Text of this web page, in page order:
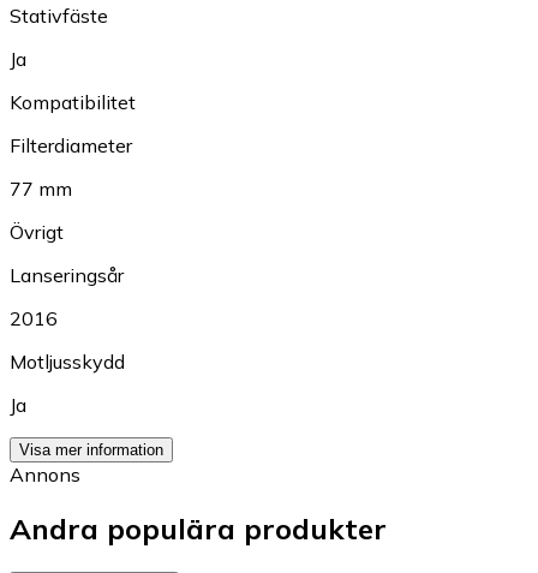
Stativfäste
Ja
Kompatibilitet
Filterdiameter
77 mm
Övrigt
Lanseringsår
2016
Motljusskydd
Ja
Visa mer information
Annons
Andra populära produkter